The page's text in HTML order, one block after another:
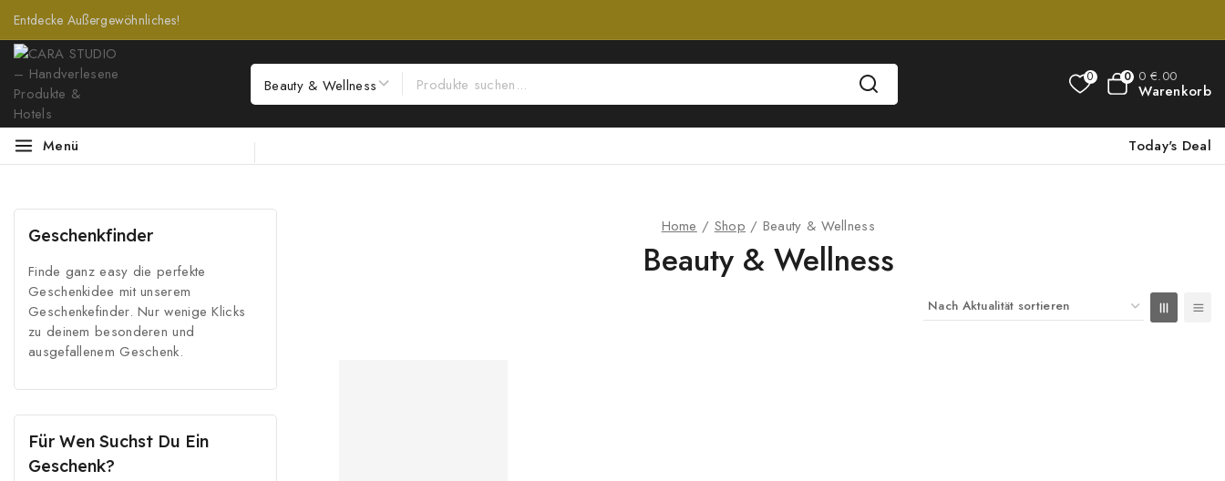
Entdecke Außergewöhnliches!
0 0 0 €.00
Warenkorb
Menü Today's Deal
Home / Shop / Beauty & Wellness
Beauty & Wellness
Geschenkfinder
Finde ganz easy die perfekte
Geschenkidee mit unserem
Geschenkefinder. Nur wenige Klicks
zu deinem besonderen und
ausgefallenem Geschenk.
Für Wen Suchst Du Ein
Geschenk?